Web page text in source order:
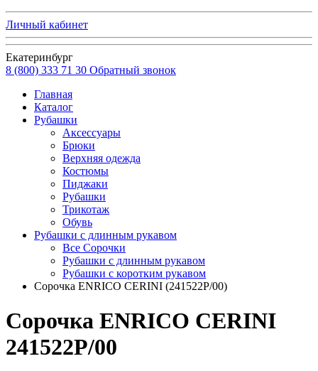
Личный кабинет
Екатеринбург
8 (800) 333 71 30 Обратный звонок
Главная
Каталог
Рубашки
Аксессуары
Брюки
Верхняя одежда
Костюмы
Пиджаки
Рубашки
Трикотаж
Обувь
Рубашки с длинным рукавом
Все Сорочки
Рубашки с длинным рукавом
Рубашки с коротким рукавом
Сорочка ENRICO CERINI (241522P/00)
Сорочка ENRICO CERINI
241522P/00